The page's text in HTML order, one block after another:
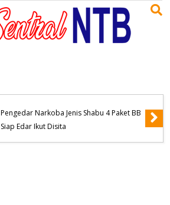
Pengedar Narkoba Jenis Shabu 4 Paket BB
Siap Edar Ikut Disita